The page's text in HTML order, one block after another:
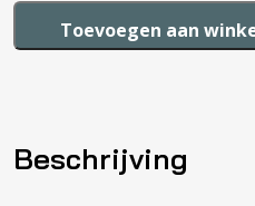
Happy
Horse
Flatstyle
Toevoegen aan
Beschrijving